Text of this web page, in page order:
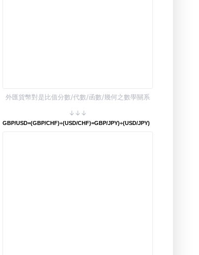
外匯貨幣對是比值分數/代數/函數/幾何之數學關系
↓↓↓
GBP/USD=(GBP/CHF)÷(USD/CHF)=GBP/JPY)÷(USD/JPY)